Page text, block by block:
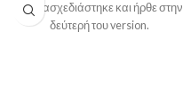
επανασχεδιάστηκε και ήρθε στην
δεύτερή του version.